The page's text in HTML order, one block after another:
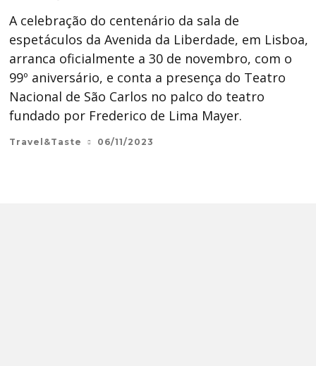
A celebração do centenário da sala de
espetáculos da Avenida da Liberdade, em Lisboa,
arranca oficialmente a 30 de novembro, com o
99º aniversário, e conta a presença do Teatro
Nacional de São Carlos no palco do teatro
fundado por Frederico de Lima Mayer.
Travel&Taste 06/11/2023